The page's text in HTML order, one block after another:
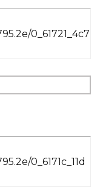
0_61721_4c7
0_6171c_11d